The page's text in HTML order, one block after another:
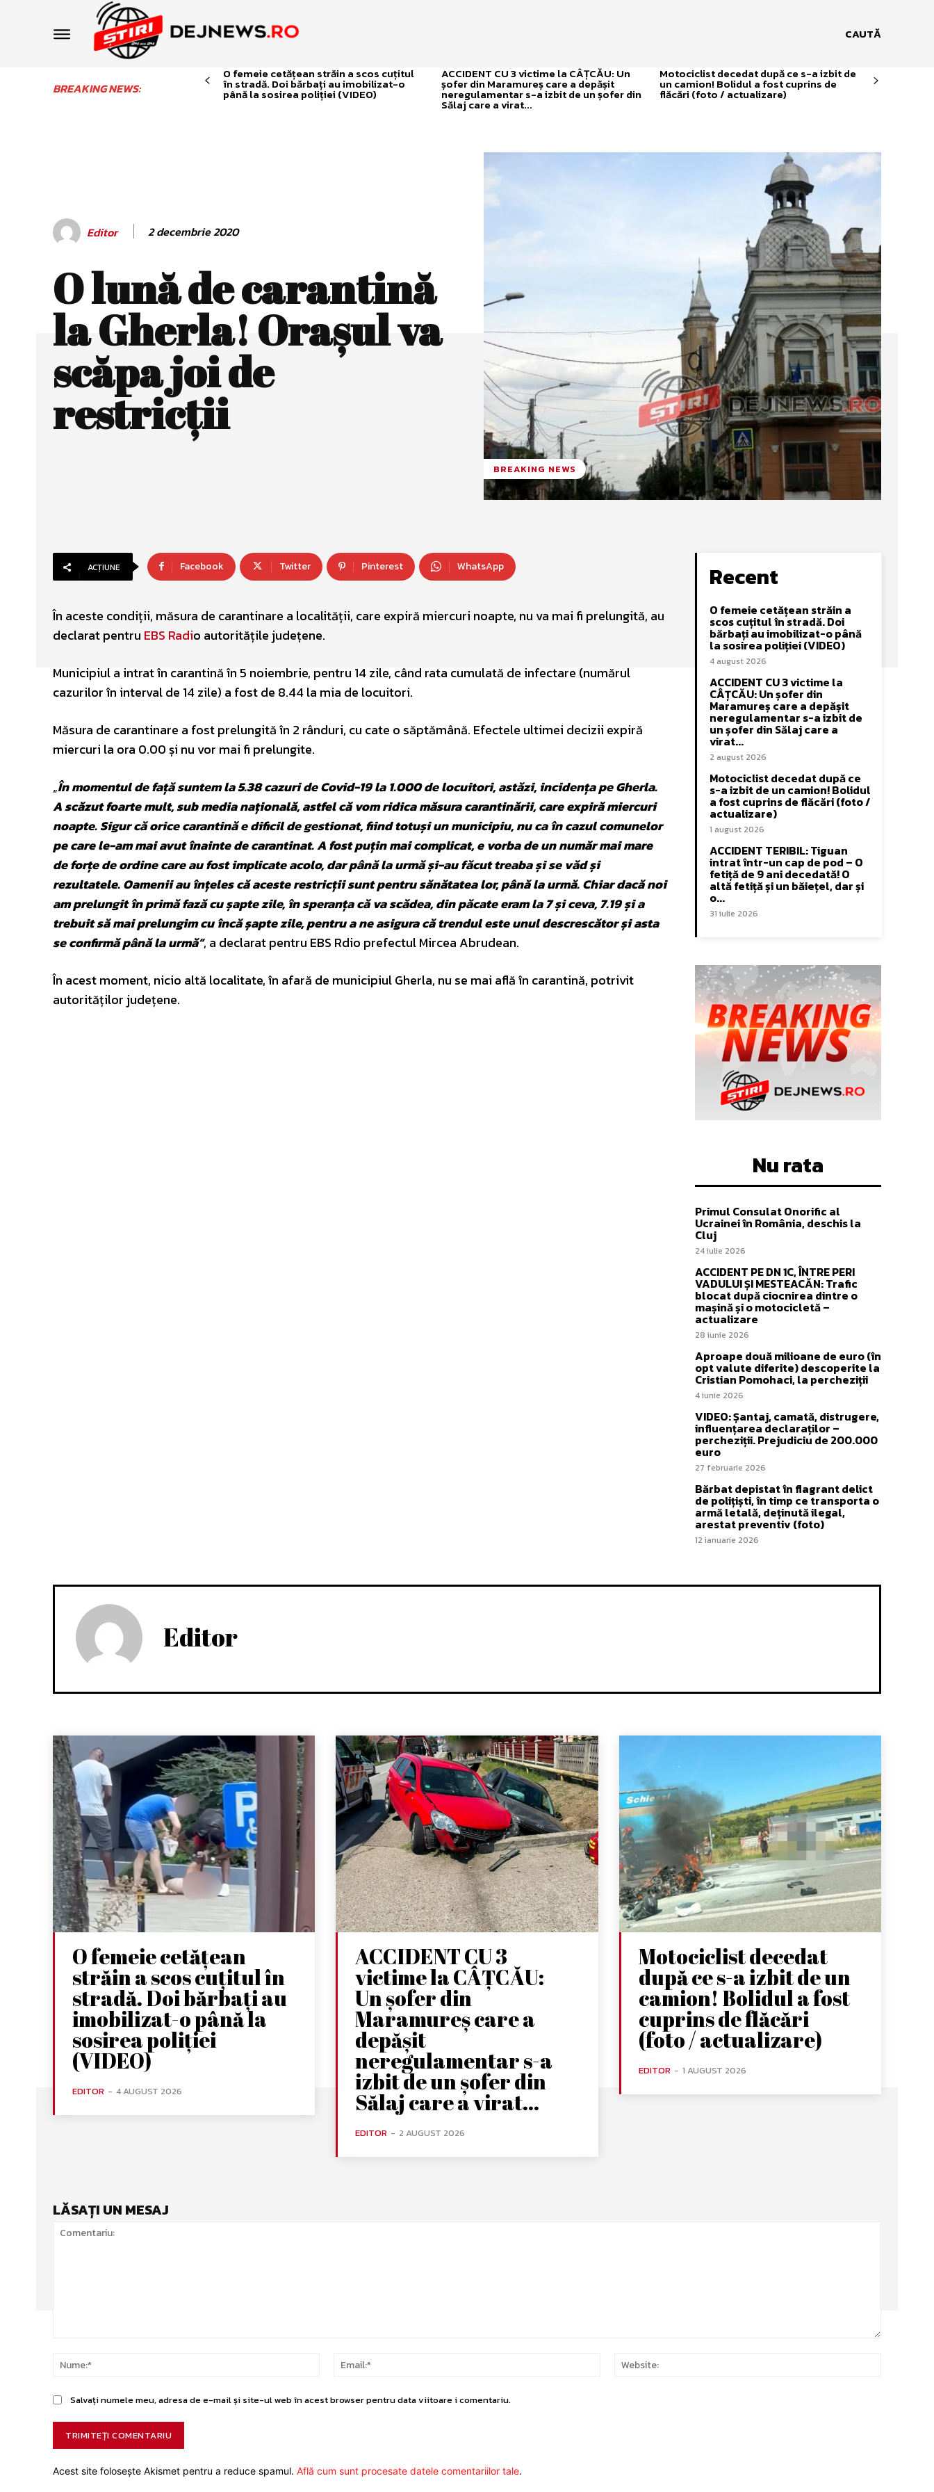
CAUTĂ
BREAKING NEWS:
O femeie cetățean străin a scos cuțitul
în stradă. Doi bărbați au imobilizat-o
până la sosirea poliției (VIDEO)
ACCIDENT CU 3 victime la CÂȚCĂU: Un
șofer din Maramureș care a depășit
neregulamentar s-a izbit de un șofer din
Sălaj care a virat...
Motociclist decedat după ce s-a izbit de
un camion! Bolidul a fost cuprins de
flăcări (foto / actualizare)
Editor 2 decembrie 2020
O lună de carantină
la Gherla! Oraşul va
scăpa joi de
restricţii
BREAKING NEWS
ACȚIUNE Facebook Twitter Pinterest WhatsApp
În aceste condiții, măsura de carantinare a localității, care expiră miercuri noapte, nu va mai fi prelungită, au
declarat pentru EBS Radio autoritățile județene.
Municipiul a intrat în carantină în 5 noiembrie, pentru 14 zile, când rata cumulată de infectare (numărul
cazurilor în interval de 14 zile) a fost de 8.44 la mia de locuitori.
Măsura de carantinare a fost prelungită în 2 rânduri, cu cate o săptămână. Efectele ultimei decizii expiră
miercuri la ora 0.00 și nu vor mai fi prelungite.
„În momentul de față suntem la 5.38 cazuri de Covid-19 la 1.000 de locuitori, astăzi, incidența pe Gherla.
A scăzut foarte mult, sub media națională, astfel că vom ridica măsura carantinării, care expiră miercuri
noapte. Sigur că orice carantină e dificil de gestionat, fiind totuși un municipiu, nu ca în cazul comunelor
pe care le-am mai avut înainte de carantinat. A fost puțin mai complicat, e vorba de un număr mai mare
de forțe de ordine care au fost implicate acolo, dar până la urmă și-au făcut treaba și se văd și
rezultatele. Oamenii au înțeles că aceste restricții sunt pentru sănătatea lor, până la urmă. Chiar dacă noi
am prelungit în primă fază cu șapte zile, în speranța că va scădea, din păcate eram la 7 și ceva, 7.19 și a
trebuit să mai prelungim cu încă șapte zile, pentru a ne asigura că trendul este unul descrescător și asta
se confirmă până la urmă”, a declarat pentru EBS Rdio prefectul Mircea Abrudean.
În acest moment, nicio altă localitate, în afară de municipiul Gherla, nu se mai află în carantină, potrivit
autorităților județene.
Recent
O femeie cetățean străin a
scos cuțitul în stradă. Doi
bărbați au imobilizat-o până
la sosirea poliției (VIDEO)
4 august 2026
ACCIDENT CU 3 victime la
CÂȚCĂU: Un șofer din
Maramureș care a depășit
neregulamentar s-a izbit de
un șofer din Sălaj care a
virat...
2 august 2026
Motociclist decedat după ce
s-a izbit de un camion! Bolidul
a fost cuprins de flăcări (foto /
actualizare)
1 august 2026
ACCIDENT TERIBIL: Tiguan
intrat într-un cap de pod – O
fetiță de 9 ani decedată! O
altă fetiță și un băiețel, dar și
o...
31 iulie 2026
Nu rata
Primul Consulat Onorific al
Ucrainei în România, deschis la
Cluj
24 iulie 2026
ACCIDENT PE DN 1C, ÎNTRE PERI
VADULUI ȘI MESTEACĂN: Trafic
blocat după ciocnirea dintre o
mașină și o motocicletă –
actualizare
28 iunie 2026
Aproape două milioane de euro (în
opt valute diferite) descoperite la
Cristian Pomohaci, la percheziții
4 iunie 2026
VIDEO: Șantaj, camată, distrugere,
influențarea declaraților –
percheziții. Prejudiciu de 200.000
euro
27 februarie 2026
Bărbat depistat în flagrant delict
de polițiști, în timp ce transporta o
armă letală, deținută ilegal,
arestat preventiv (foto)
12 ianuarie 2026
Editor
O femeie cetățean
străin a scos cuțitul în
stradă. Doi bărbați au
imobilizat-o până la
sosirea poliției
(VIDEO)
EDITOR - 4 AUGUST 2026
ACCIDENT CU 3
victime la CÂȚCĂU:
Un șofer din
Maramureș care a
depășit
neregulamentar s-a
izbit de un șofer din
Sălaj care a virat...
EDITOR - 2 AUGUST 2026
Motociclist decedat
după ce s-a izbit de un
camion! Bolidul a fost
cuprins de flăcări
(foto / actualizare)
EDITOR - 1 AUGUST 2026
LĂSAȚI UN MESAJ
Nume:*
Email:*
Salvați numele meu, adresa de e-mail și site-ul web în acest browser pentru data viitoare i comentariu.
Acest site folosește Akismet pentru a reduce spamul. Află cum sunt procesate datele comentariilor tale.